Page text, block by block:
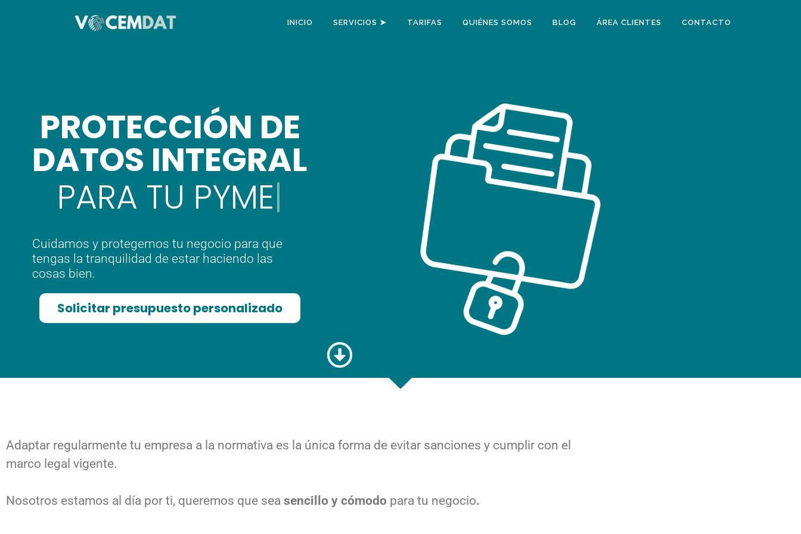
INICIO SERVICIOS ➤ TARIFAS QUIÉNES SOMOS BLOG ÁREA CLIENTES CONTACTO
PROTECCIÓN DE
DATOS INTEGRAL
PARA TU PYME
Cuidamos y protegemos tu negocio para que
tengas la tranquilidad de estar haciendo las
cosas bien.
Solicitar presupuesto personalizado
Adaptar regularmente tu empresa a la normativa es la única forma de evitar sanciones y cumplir con el
marco legal vigente.
Nosotros estamos al día por ti, queremos que sea sencillo y cómodo para tu negocio.